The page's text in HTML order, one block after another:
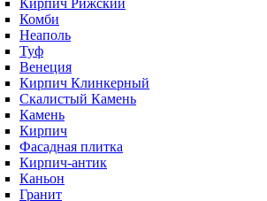
Кирпич Рижский
Комби
Неаполь
Туф
Венеция
Кирпич Клинкерный
Скалистый Камень
Камень
Кирпич
Фасадная плитка
Кирпич-антик
Каньон
Гранит